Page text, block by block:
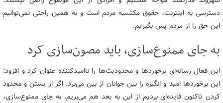
دسترسی به اینترنت، حقوق مکتسبه مردم است و به همین راحتی نمی‌توانیم
این حق را از مردم پس بگیریم.
به جای ممنوع‌سازی، باید مصون‌سازی کرد
این فعال رسانه‌ای برخوردها و محدودیت‌ها را ناامیدکننده عنوان کرد و افزود:
این برخوردها امید و انگیزه را بین جوانان از بین می‌برد. اگر از بستن و محدود
کردن تاکنون فایده‌ای بردیم از این به بعد هم می‌بریم. به جای ممنوع‌سازی،